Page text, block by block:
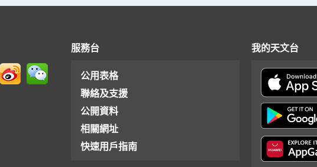
服務台
公用表格
聯絡及支援
公開資料
相關網址
快速用戶指南
我的天文台